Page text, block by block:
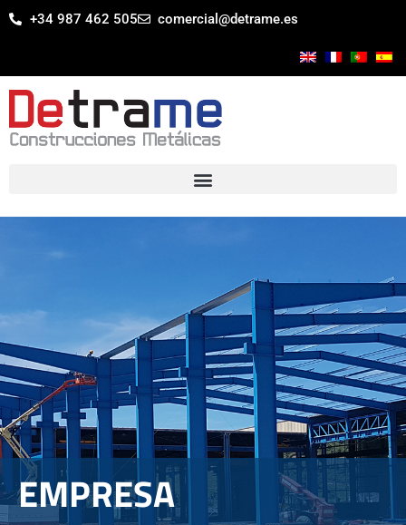
+34 987 462 505 comercial@detrame.es
EMPRESA